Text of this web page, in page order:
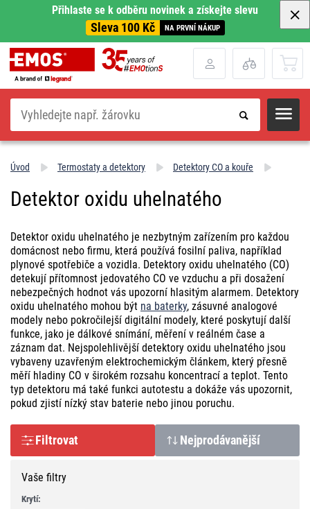
Přihlaste se k odběru novinek a získejte slevu
Sleva 100 Kč NA PRVNÍ NÁKUP
Hledat
Úvod Termostaty a detektory Detektory CO a kouře
Detektor oxidu uhelnatého
Detektor oxidu uhelnatého je nezbytným zařízením pro každou
domácnost nebo firmu, která používá fosilní paliva, například
plynové spotřebiče a vozidla. Detektory oxidu uhelnatého (CO)
detekují přítomnost jedovatého CO ve vzduchu a při dosažení
nebezpečných hodnot vás upozorní hlasitým alarmem. Detektory
oxidu uhelnatého mohou být na baterky, zásuvné analogové
modely nebo pokročilejší digitální modely, které poskytují další
funkce, jako je dálkové snímání, měření v reálném čase a
záznam dat. Nejspolehlivější detektory oxidu uhelnatého jsou
vybaveny uzavřeným elektrochemickým článkem, který přesně
měří hladiny CO v širokém rozsahu koncentrací a teplot. Tento
typ detektoru má také funkci autotestu a dokáže vás upozornit,
pokud zjistí nízký stav baterie nebo jinou poruchu.
Filtrovat Nejprodávanější
Vaše filtry
Krytí: